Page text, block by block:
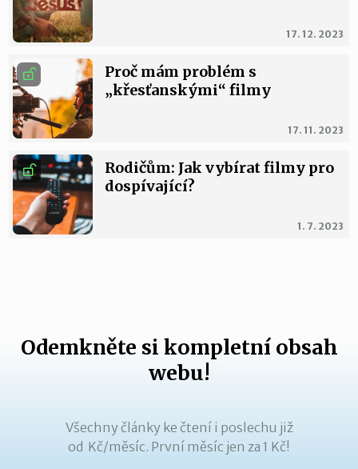
17. 12. 2023
17. 11. 2023
Proč mám problém s
„křesťanskými“ filmy
1. 7. 2023
Rodičům: Jak vybírat filmy pro
dospívající?
Odemkněte si kompletní obsah
webu!
Všechny články ke čtení i poslechu již
od Kč/měsíc. První měsíc jen za 1 Kč!